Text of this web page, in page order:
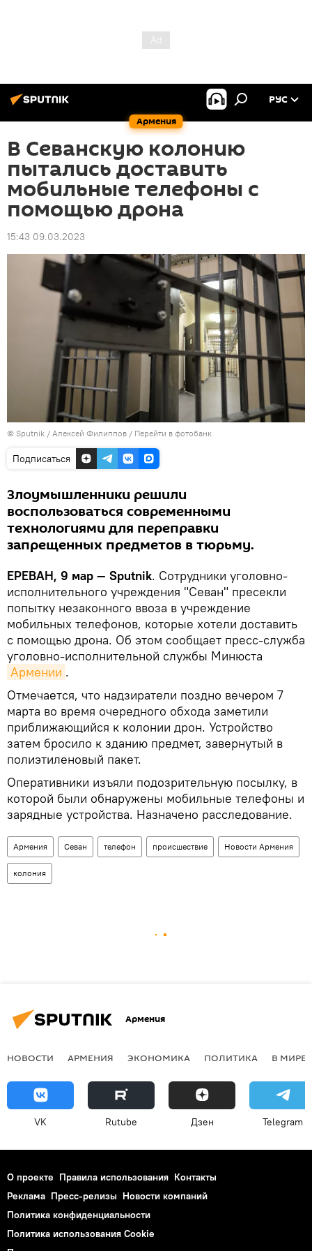
Армения
РУС
В Севанскую колонию
пытались доставить
мобильные телефоны с
помощью дрона
15:43 09.03.2023
© Sputnik / Алексей Филиппов / Перейти в фотобанк
Подписаться
Злоумышленники решили
воспользоваться современными
технологиями для переправки
запрещенных предметов в тюрьму.
ЕРЕВАН, 9 мар — Sputnik. Сотрудники уголовно-
исполнительного учреждения "Севан" пресекли
попытку незаконного ввоза в учреждение
мобильных телефонов, которые хотели доставить
с помощью дрона. Об этом сообщает пресс-служба
уголовно-исполнительной службы Минюста
Армении .
Отмечается, что надзиратели поздно вечером 7
марта во время очередного обхода заметили
приближающийся к колонии дрон. Устройство
затем бросило к зданию предмет, завернутый в
полиэтиленовый пакет.
Оперативники изъяли подозрительную посылку, в
которой были обнаружены мобильные телефоны и
зарядные устройства. Назначено расследование.
Армения Севан телефон происшествие Новости Армения
колония
Армения
НОВОСТИ АРМЕНИЯ ЭКОНОМИКА ПОЛИТИКА В МИРЕ
VK Rutube Дзен Telegram
О проекте Правила использования Контакты
Реклама Пресс-релизы Новости компаний
Политика конфиденциальности
Политика использования Cookie